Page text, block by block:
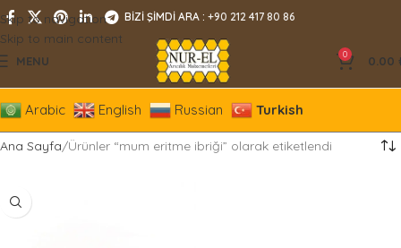
Skip to navigation
Skip to main content
BİZİ ŞİMDİ ARA :+90 212 417 80 86
MENU 0 0.00
Arabic English Russian Turkish
Ana Sayfa Ürünler “mum eritme ibriği” olarak etiketlendi